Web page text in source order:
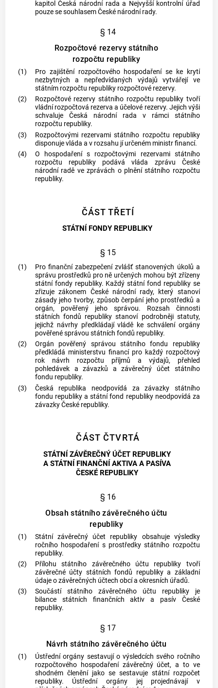
kapitol Česká národní rada a Nejvyšší kontrolní úřad
pouze se souhlasem České národní rady.
§ 14
Rozpočtové rezervy státního
rozpočtu republiky
(1)
Pro zajištění rozpočtového hospodaření se ke krytí
nezbytných a nepředvídaných výdajů vytvářejí ve
státním rozpočtu republiky rozpočtové rezervy.
(2)
Rozpočtové rezervy státního rozpočtu republiky tvoří
vládní rozpočtová rezerva a účelové rezervy. Jejich výši
schvaluje Česká národní rada v rámci státního
rozpočtu republiky.
(3)
Rozpočtovými rezervami státního rozpočtu republiky
disponuje vláda a v rozsahu jí určeném ministr financí.
(4)
O hospodaření s rozpočtovými rezervami státního
rozpočtu republiky podává vláda zprávu České
národní radě ve zprávách o plnění státního rozpočtu
republiky.
ČÁST TŘETÍ
STÁTNÍ FONDY REPUBLIKY
§ 15
(1)
Pro finanční zabezpečení zvlášť stanovených úkolů a
správu prostředků pro ně určených mohou být zřízeny
státní fondy republiky. Každý státní fond republiky se
zřizuje zákonem České národní rady, který stanoví
zásady jeho tvorby, způsob čerpání jeho prostředků a
orgán, pověřený jeho správou. Rozsah činnosti
státních fondů republiky stanoví podrobněji statuty,
jejichž návrhy předkládají vládě ke schválení orgány
pověřené správou státních fondů republiky.
(2)
Orgán pověřený správou státního fondu republiky
předkládá ministerstvu financí pro každý rozpočtový
rok návrh rozpočtu příjmů a výdajů, přehled
pohledávek a závazků a závěrečný účet státního
fondu republiky.
(3)
Česká republika neodpovídá za závazky státního
fondu republiky a státní fond republiky neodpovídá za
závazky České republiky.
ČÁST ČTVRTÁ
STÁTNÍ ZÁVĚREČNÝ ÚČET REPUBLIKY
A STÁTNÍ FINANČNÍ AKTIVA A PASÍVA
ČESKÉ REPUBLIKY
§ 16
Obsah státního závěrečného účtu
republiky
(1)
Státní závěrečný účet republiky obsahuje výsledky
ročního hospodaření s prostředky státního rozpočtu
republiky.
(2)
Přílohu státního závěrečného účtu republiky tvoří
závěrečné účty státních fondů republiky a základní
údaje o závěrečných účtech obcía okresních úřadů.
(3)
Součástí státního závěrečného účtu republiky je
bilance státních finančních aktiv a pasív České
republiky.
§ 17
Návrh státního závěrečného účtu
(1)
Ústřední orgány sestavují o výsledcích svého ročního
rozpočtového hospodaření závěrečný účet, a to ve
shodném členění jako se sestavuje státní rozpočet
republiky. Ústřední orgány jej projednávají v